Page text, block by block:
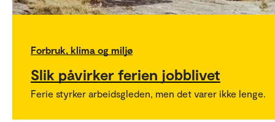
Forbruk, klima og miljø
Slik påvirker ferien jobblivet
Ferie styrker arbeidsgleden, men det varer ikke lenge.